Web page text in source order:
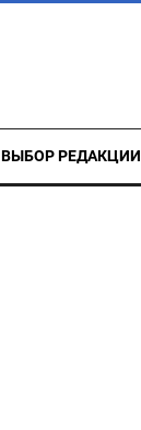
ВЫБОР РЕДАКЦИИ